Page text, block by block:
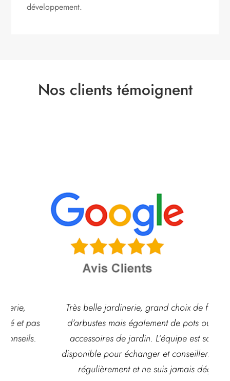
développement.
Nos clients témoignent
Très belle jardinerie, grand choix de fleurs et
d’arbustes mais également de pots ou autre
accessoires de jardin. L’équipe est souvent
disponible pour échanger et conseiller. J’y vais
régulièrement et ne suis jamais déçue.